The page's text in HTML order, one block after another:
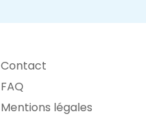
Contact
FAQ
Mentions légales